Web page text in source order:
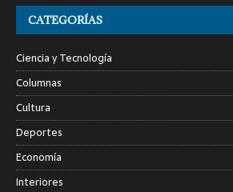
CATEGORÍAS
Ciencia y Tecnología
Columnas
Cultura
Deportes
Economía
Interiores